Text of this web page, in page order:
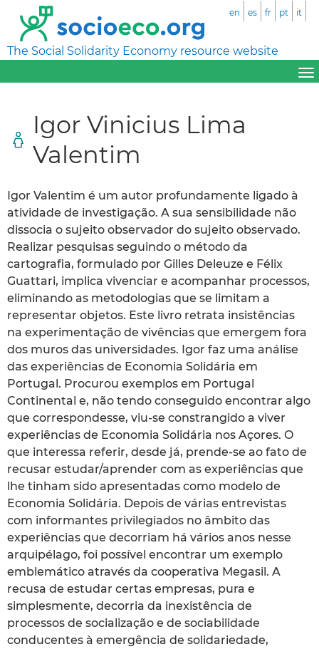
The Social Solidarity Economy resource website
en es fr pt it
Igor Vinicius Lima
Valentim
Igor Valentim é um autor profundamente ligado à
atividade de investigação. A sua sensibilidade não
dissocia o sujeito observador do sujeito observado.
Realizar pesquisas seguindo o método da
cartografia, formulado por Gilles Deleuze e Félix
Guattari, implica vivenciar e acompanhar processos,
eliminando as metodologias que se limitam a
representar objetos. Este livro retrata insistências
na experimentação de vivências que emergem fora
dos muros das universidades. Igor faz uma análise
das experiências de Economia Solidária em
Portugal. Procurou exemplos em Portugal
Continental e, não tendo conseguido encontrar algo
que correspondesse, viu-se constrangido a viver
experiências de Economia Solidária nos Açores. O
que interessa referir, desde já, prende-se ao fato de
recusar estudar/aprender com as experiências que
lhe tinham sido apresentadas como modelo de
Economia Solidária. Depois de várias entrevistas
com informantes privilegiados no âmbito das
experiências que decorriam há vários anos nesse
arquipélago, foi possível encontrar um exemplo
emblemático através da cooperativa Megasil. A
recusa de estudar certas empresas, pura e
simplesmente, decorria da inexistência de
processos de socialização e de sociabilidade
conducentes à emergência de solidariedade,